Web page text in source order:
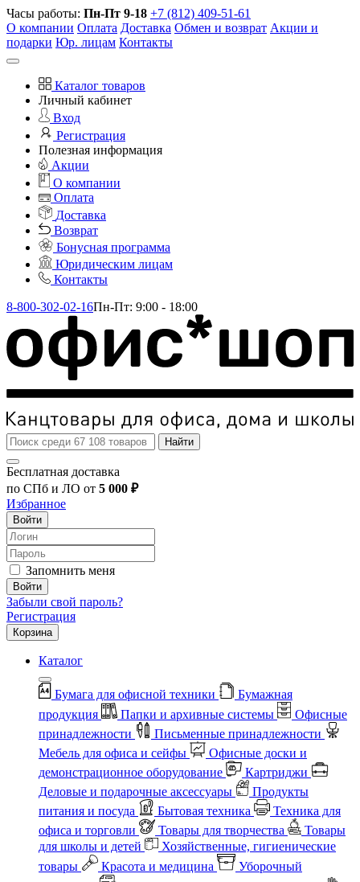
Часы работы: Пн-Пт 9-18 +7 (812) 409-51-61
О компании Оплата Доставка Обмен и возврат Акции и
подарки Юр. лицам Контакты
Каталог товаров
Личный кабинет
Вход
Регистрация
Полезная информация
Акции
О компании
Оплата
Доставка
Возврат
Бонусная программа
Юридическим лицам
Контакты
8-800-302-02-16Пн-Пт: 9:00 - 18:00
Найти
Бесплатная доставка
по СПб и ЛО от 5 000 ₽
Избранное
Войти
Запомнить меня
Войти
Забыли свой пароль?
Регистрация
Корзина
Каталог
Бумага для офисной техники
Бумажная
продукция
Папки и архивные системы
Офисные
принадлежности
Письменные принадлежности
Мебель для офиса и сейфы
Офисные доски и
демонстрационное оборудование
Картриджи
Деловые и подарочные аксессуары
Продукты
питания и посуда
Бытовая техника
Техника для
офиса и торговли
Товары для творчества
Товары
для школы и детей
Хозяйственные, гигиенические
товары
Красота и медицина
Уборочный